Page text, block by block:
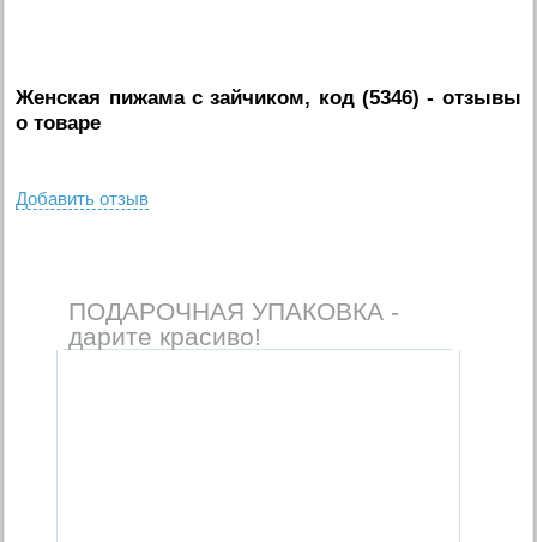
Женская пижама с зайчиком, код (5346) - отзывы
о товаре
Добавить отзыв
ПОДАРОЧНАЯ УПАКОВКА -
дарите красиво!